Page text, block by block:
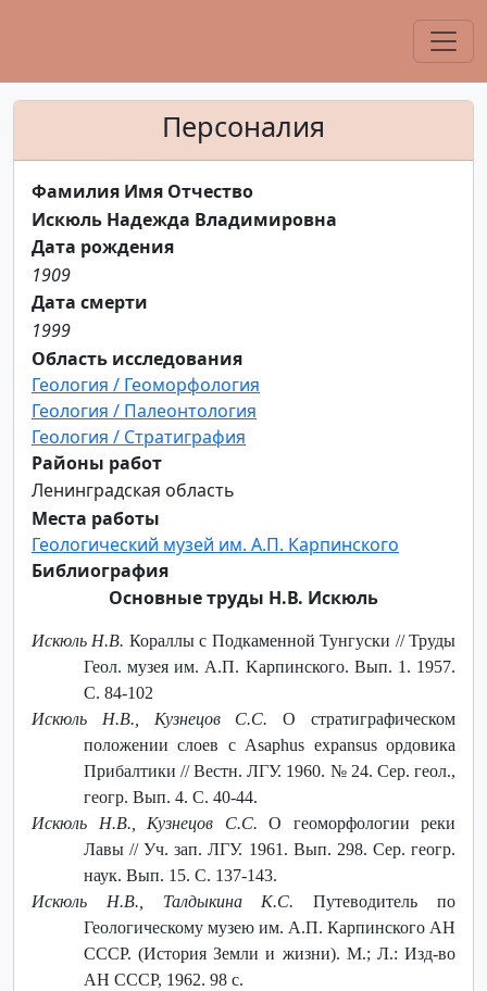
Персоналия
Фамилия Имя Отчество
Искюль Надежда Владимировна
Дата рождения
1909
Дата смерти
1999
Область исследования
Геология / Геоморфология
Геология / Палеонтология
Геология / Стратиграфия
Районы работ
Ленинградская область
Места работы
Геологический музей им. А.П. Карпинского
Библиография
Основные труды Н.В. Искюль
Искюль Н.В. Кораллы с Подкаменной Тунгуски // Труды
Геол. музея им. А.П. Kapпинского. Вып. 1. 1957.
C. 84-102
Искюль Н.В., Кузнецов С.С. О стратиграфическом
положении слоев с Asaphus expansus ордовика
Прибалтики // Вестн. ЛГУ. 1960. № 24. Сер. геол.,
геогр. Вып. 4. С. 40-44.
Искюль Н.В., Кузнецов С.С. О геоморфологии реки
Лавы // Уч. зап. ЛГУ. 1961. Вып. 298. Сер. геогр.
наук. Вып. 15. С. 137-143.
Искюль Н.В., Талдыкина К.С. Путеводитель по
Геологическому музею им. А.П. Карпинского АН
СССР. (История Земли и жизни). М.; Л.: Изд-во
АН СССР, 1962. 98 с.